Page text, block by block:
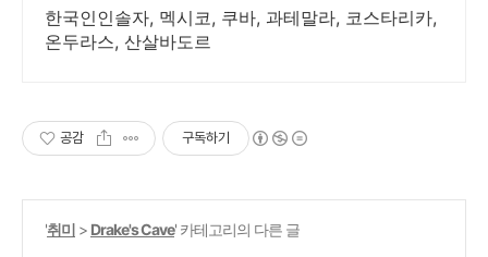
한국인인솔자, 멕시코, 쿠바, 과테말라, 코스타리카,
온두라스, 산살바도르
공감 구독하기
'취미 > Drake's Cave' 카테고리의 다른 글